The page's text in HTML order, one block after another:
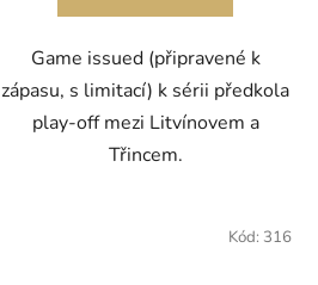
Game issued (připravené k
zápasu, s limitací) k sérii předkola
play-off mezi Litvínovem a
Třincem.
Kód: 316